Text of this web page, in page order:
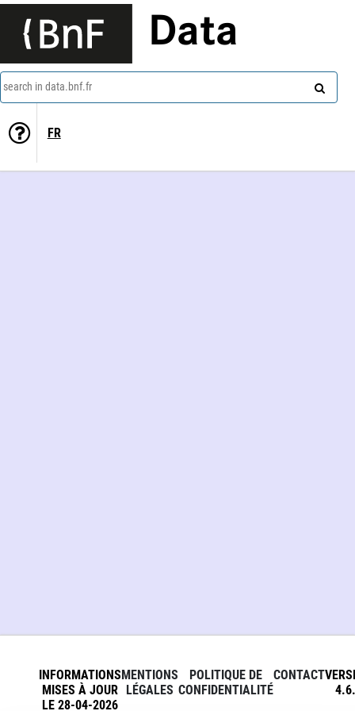
Data
search in data.bnf.fr
FR
INFORMATIONS
MISES À JOUR
LE 28-04-2026
MENTIONS
LÉGALES
POLITIQUE DE
CONFIDENTIALITÉ
CONTACT